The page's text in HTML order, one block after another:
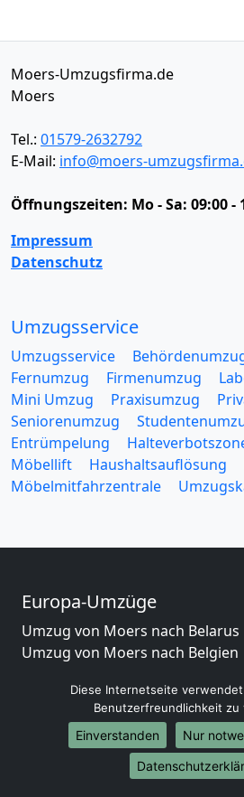
Moers-Umzugsfirma.de
Moers
Tel.: 01579-2632792
E-Mail: info@moers-
Öffnungszeiten: Mo - Sa: 09:00 -
Impressum
Datenschutz
Umzugsservice
Umzugsservice
Fernumzug
Firmenumzug
Mini Umzug
Praxisumzug
Seniorenumzug
Entrümpelung
Möbellift
Haushaltsauflösung
Möbelmitfahrzentrale
Europa-Umzüge
Umzug von Moers nach Belarus
Umzug von Moers nach Belgien
Umzug von Moers nach
Umzug von Moers nach England
Umzug von Moers nach
Umzug von Moers nach
Umzug von Moers nach Irland
Diese Internetseite
Benutzerfreundlichkeit zu
Einverstanden
Nur